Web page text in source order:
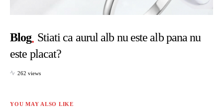
Blog Stiati ca aurul alb nu este alb pana nu
este placat?
262 views
YOU MAY ALSO LIKE